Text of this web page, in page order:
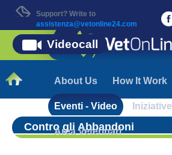
Support? Write to
assistenza@vetonline24.com
About Us How It Work
Eventi - Video Iniziative
Area Veterinari
Videocall
Contro gli Abbandoni